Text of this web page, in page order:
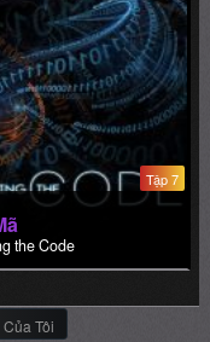
Tập 7
the Code
Tôi